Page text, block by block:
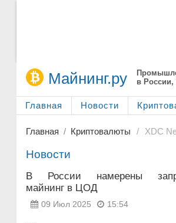
Майнинг.ру
в России,
Главная Новости
Главная Криптовалюты XDC
Новости
В России намерены
майнинг в ЦОД
09 Июл 2025 15:54